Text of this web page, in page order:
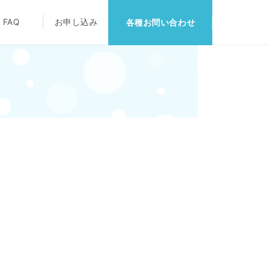
FAQ お申し込み 各種お問い合わせ